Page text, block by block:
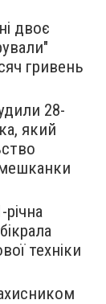
двоє
гривень
28-
який
техніки